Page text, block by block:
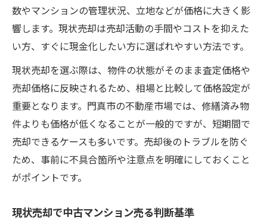
現状売却で中古マンション売る際の比較検
討
中古マンション売る後悔を防ぐ現状売却術
中古マンション売るなら押さえたい現状売却の
流れ
中古マンション売る現状売却の全体の流れ
現状売却で中古マンション売る手順解説
中古マンション売る時の現状売却書類準備
現状売却を進める中古マンション売る交渉
術
中古マンション売る現状売却のスケジュー
数やマンションの管理状況、立地などが価格に大きく影
響します。現状売却は売却活動の手間やコストを抑えた
い方、すぐに現金化したい方に選ばれやすい方法です。
現状売却を選ぶ際は、物件の状態がそのまま査定価格や
売却価格に反映されるため、相場と比較して価格設定が
重要となります。門真市の不動産市場では、修繕済み物
件よりも価格が低くなることが一般的ですが、短期間で
売却できるケースも多いです。売却後のトラブルを防ぐ
ため、事前に不具合箇所や注意点を明確にしておくこと
がポイントです。
現状売却で中古マンション売る判断基準